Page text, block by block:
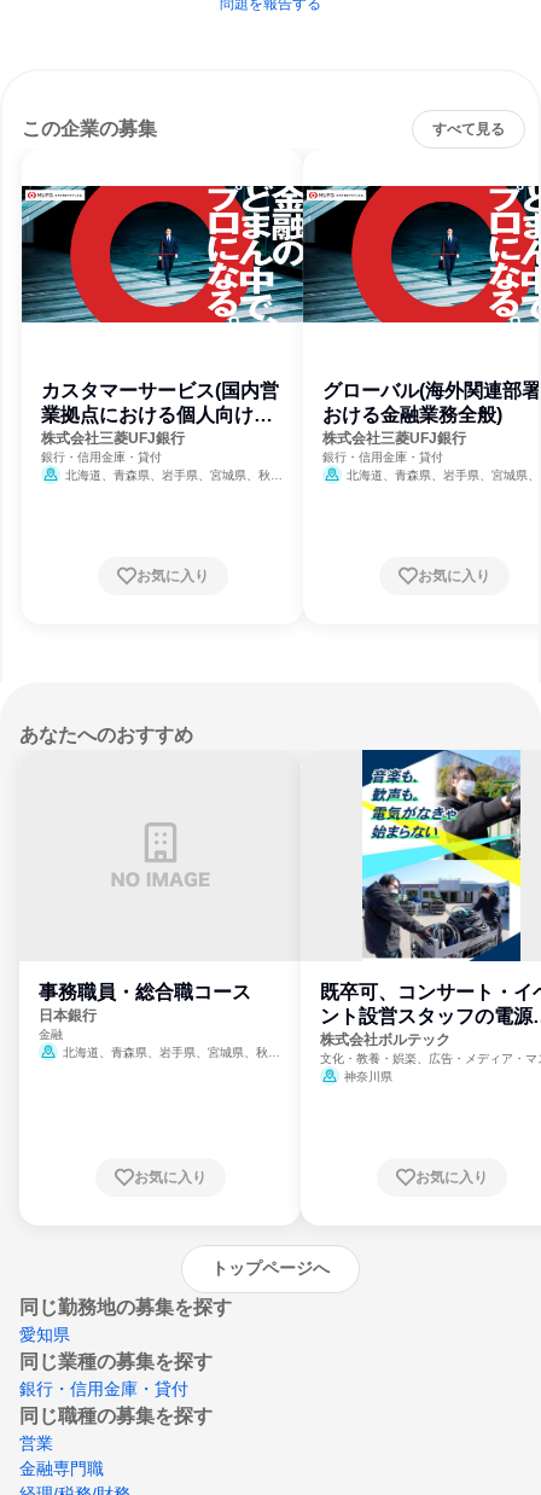
問題を報告する
この企業の募集 すべて見る
カスタマーサービス(国内営
業拠点における個人向け金
融業務)
株式会社三菱UFJ銀行
銀行・信用金庫・貸付
北海道、青森県、岩手県、宮城県、秋田
賀県、京都府、大阪府、兵庫県、奈良県、和
歌山県、鳥取県、島根県、岡山県、広島県、
お気に入り
グローバル(海外関連部
おける金融業務全般)
株式会社三菱UFJ銀行
銀行・信用金庫・貸付
北海道、青森県、岩手県、宮城県
賀県、京都府、大阪府、兵庫県、奈良
歌山県、鳥取県、島根県、岡山県、広
お気に入り
あなたへのおすすめ
事務職員・総合職コース
日本銀行
金融
北海道、青森県、岩手県、宮城県、秋田
崎県、熊本県、大分県、宮崎県、鹿児島県、
お気に入り
既卒可、コンサート・イ
ント設営スタッフの電源
門
株式会社ボルテック
文化・教養・娯楽、広告・メディア・マ
ミ、電力・ガス・水道・エネルギー
神奈川県
お気に入り
トップページへ
同じ勤務地の募集を探す
愛知県
同じ業種の募集を探す
銀行・信用金庫・貸付
同じ職種の募集を探す
営業
金融専門職